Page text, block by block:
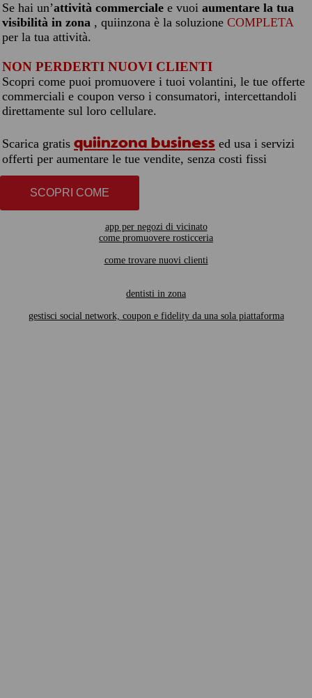
Se hai un’attività commerciale e vuoi aumentare la tua
visibilità in zona , quiinzona è la soluzione COMPLETA
per la tua attività.
NON PERDERTI NUOVI CLIENTI
Scopri come puoi promuovere i tuoi volantini, le tue offerte
commerciali e coupon verso i consumatori, intercettandoli
direttamente sul loro cellulare.
Scarica gratis quiinzona business ed usa i servizi
offerti per aumentare le tue vendite, senza costi fissi
SCOPRI COME
app per negozi di vicinato
come promuovere rosticceria
come trovare nuovi clienti
dentisti in zona
gestisci social network, coupon e fidelity da una sola piattaforma